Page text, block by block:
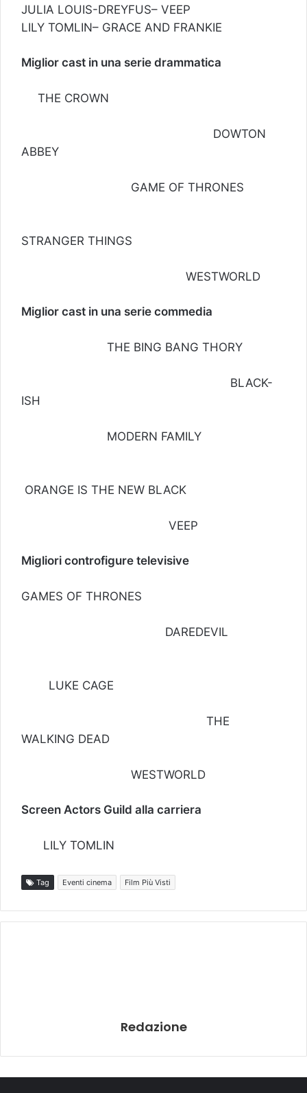
JULIA LOUIS-DREYFUS– VEEP
LILY TOMLIN– GRACE AND FRANKIE
Miglior cast in una serie drammatica
THE CROWN
DOWTON
ABBEY
GAME OF THRONES
STRANGER THINGS
WESTWORLD
Miglior cast in una serie commedia
THE BING BANG THORY
BLACK-
ISH
MODERN FAMILY
ORANGE IS THE NEW BLACK
VEEP
Migliori controfigure televisive
GAMES OF THRONES
DAREDEVIL
LUKE CAGE
THE
WALKING DEAD
WESTWORLD
Screen Actors Guild alla carriera
LILY TOMLIN
Tag Eventi cinema Film Più Visti
Redazione